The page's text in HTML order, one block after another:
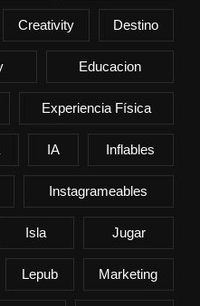
Creativity Destino
Educacion
Experiencia Física
IA Inflables
Instagrameables
Isla Jugar
Lepub Marketing